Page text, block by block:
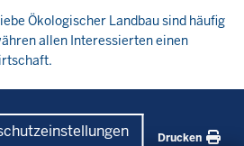
Ökologischer Landbau sind häufig
allen Interessierten einen
Drucken